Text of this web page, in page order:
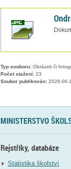
Typ souboru:Obrázek či
Počet stažení:23
Soubor publikován:2026-06-
MINISTERSTVO
Rejstříky, databáze
Statistika školství